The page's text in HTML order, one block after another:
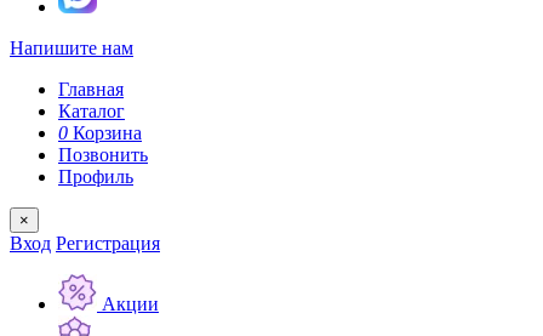
Напишите нам
Главная
Каталог
0 Корзина
Позвонить
Профиль
×
Вход Регистрация
Акции